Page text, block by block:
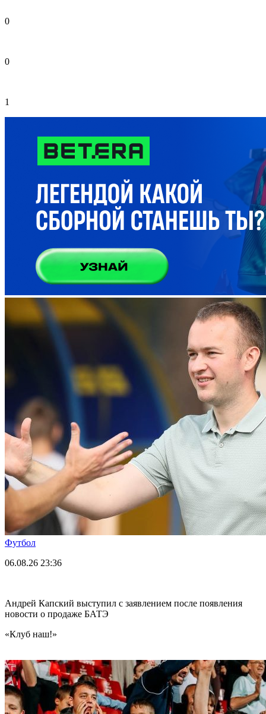
0
0
1
Футбол
06.08.26 23:36
Андрей Капский выступил с заявлением после появления
новости о продаже БАТЭ
«Клуб наш!»